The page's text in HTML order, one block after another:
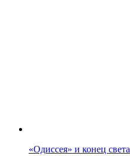
«Одиссея» и конец света